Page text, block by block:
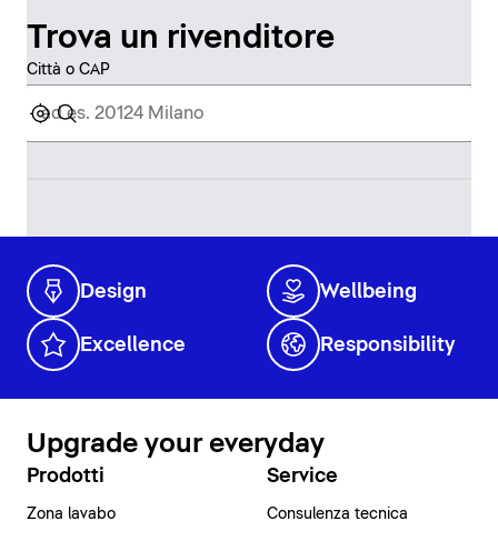
Trova un rivenditore
Città o CAP
Design Wellbeing
Excellence Responsibility
Upgrade your everyday
Prodotti
Zona lavabo
Service
Consulenza tecnica